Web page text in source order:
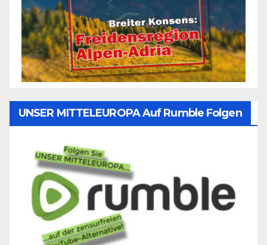
UNSER MITTELEUROPA Auf Rumble Folgen